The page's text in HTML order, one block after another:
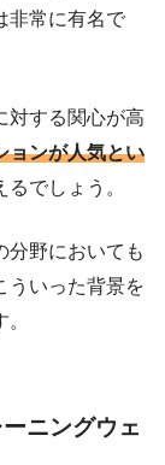
非常に有名で
対する関心が高
ョンが人気とい
るでしょう。
分野においても
ういった背景を
ニングウェ